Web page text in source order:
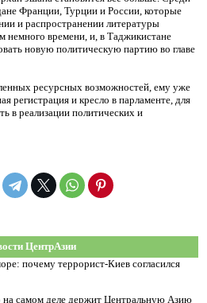
Франции, Турции и России, которые
и распространении литературы
времени, и, в Таджикистане
новую политическую партию во главе
ресурсных возможностей, ему уже
регистрация и кресло в парламенте, для
в реализации политических и
ЦентрАзии
почему террорист-Киев согласился
на самом деле держит Центральную Азию